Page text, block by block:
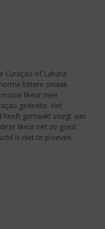
Curaçao of Lahara
bittere smaak.
likeur mee
gedeelte. Het
heeft gemaakt voegt aan
likeur net zo goed
is niet te proeven.